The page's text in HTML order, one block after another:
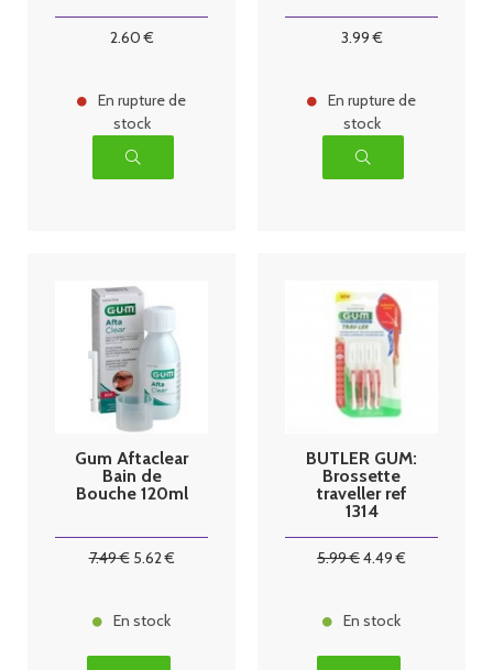
2.60€
En rupture de
stock
3.99€
En rupture de
stock
Gum Aftaclear
Bain de
Bouche 120ml
7.49€ 5.62€
En stock
BUTLER GUM:
Brossette
traveller ref
1314
5.99€4.49 €
En stock